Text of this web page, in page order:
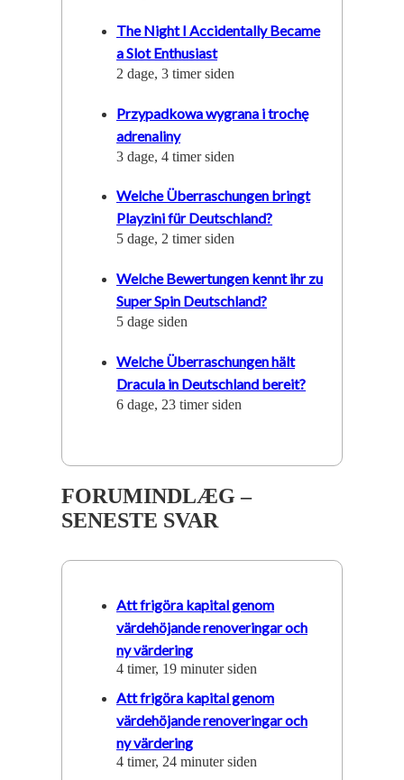
The Night I Accidentally Became
a Slot Enthusiast
2 dage, 3 timer siden
Przypadkowa wygrana i trochę
adrenaliny
3 dage, 4 timer siden
Welche Überraschungen bringt
Playzini für Deutschland?
5 dage, 2 timer siden
Welche Bewertungen kennt ihr zu
Super Spin Deutschland?
5 dage siden
Welche Überraschungen hält
Dracula in Deutschland bereit?
6 dage, 23 timer siden
FORUMINDLÆG –
SENESTE SVAR
Att frigöra kapital genom
värdehöjande renoveringar och
ny värdering
4 timer, 19 minuter siden
Att frigöra kapital genom
värdehöjande renoveringar och
ny värdering
4 timer, 24 minuter siden